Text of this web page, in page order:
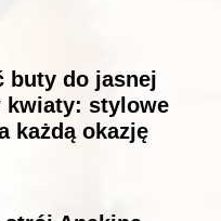
buty do jasnej
kwiaty: stylowe
każdą okazję